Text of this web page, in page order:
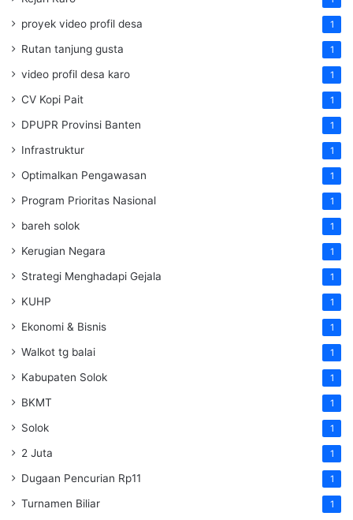
proyek video profil desa 1
Rutan tanjung gusta 1
video profil desa karo 1
CV Kopi Pait 1
DPUPR Provinsi Banten 1
Infrastruktur 1
Optimalkan Pengawasan 1
Program Prioritas Nasional 1
bareh solok 1
Kerugian Negara 1
Strategi Menghadapi Gejala 1
KUHP 1
Ekonomi & Bisnis 1
Walkot tg balai 1
Kabupaten Solok 1
BKMT 1
Solok 1
2 Juta 1
Dugaan Pencurian Rp11 1
Turnamen Biliar 1